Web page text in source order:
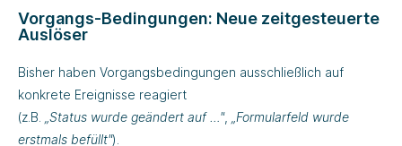
Vorgangs-Bedingungen: Neue zeitgesteuerte
Auslöser
Bisher haben Vorgangsbedingungen ausschließlich auf
konkrete Ereignisse reagiert
(z.B.
„Status wurde geändert auf …",
„Formularfeld wurde
erstmals befüllt").